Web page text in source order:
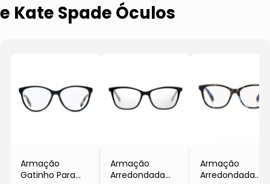
e Kate Spade Óculos
Armação
Gatinho Para
Armação
Arredondada
Armação
Arredondada